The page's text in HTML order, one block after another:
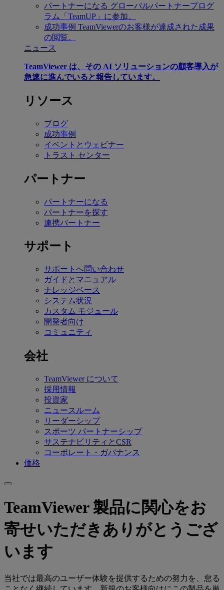
パートナーになる グローバルパートナープログ
ラム「TeamUP」に参加。
成功事例 TeamViewerのお客様が達成された成果
の閲覧。
ニュース
TeamViewer は、その AI ソリューションの顧客導入が
急速に進んでいると報告しています。
リソース
ブログ
成功事例
イベントとウェビナー
トラスト センター
パートナー
パートナーになる
パートナーを探す
連携パートナー
サポート
サポートへ問い合わせ
ガイドとマニュアル
ナレッジベース
システム状況
カスタム モジュール
開発者向け
コミュニティ
会社
TeamViewer について
採用情報
投資家
ニュースルーム
リーダーシップ
スポーツ パートナーシップ
サステナビリティとCSR
コーポレート・ガバナンス
価格
TeamViewer 製品に関心をお
寄せいただきありがとうござ
います
当社では最高のユーザー体験を提供するための努力を、怠る